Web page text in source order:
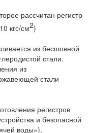
рассчитан регистр
кгс/см2)
из бесшовной
стали.
из
стали
регистров
и безопасной
воды»),